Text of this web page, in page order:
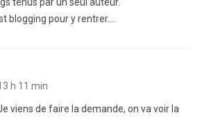
blogging pour y rentrer….
h 11 min
viens de faire la demande, on va voir la